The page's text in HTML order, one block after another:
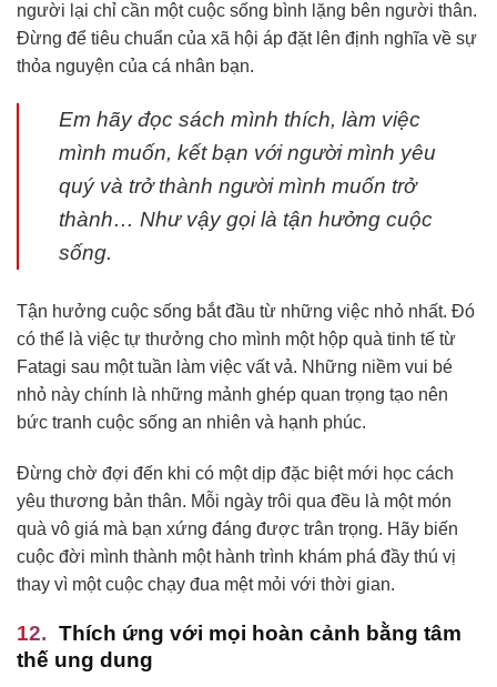
người lại chỉ cần một cuộc sống bình lặng bên người thân.
Đừng để tiêu chuẩn của xã hội áp đặt lên định nghĩa về sự
thỏa nguyện của cá nhân bạn.
Em hãy đọc sách mình thích, làm việc
mình muốn, kết bạn với người mình yêu
quý và trở thành người mình muốn trở
thành… Như vậy gọi là tận hưởng cuộc
sống.
Tận hưởng cuộc sống bắt đầu từ những việc nhỏ nhất. Đó
có thể là việc tự thưởng cho mình một hộp quà tinh tế từ
Fatagi sau một tuần làm việc vất vả. Những niềm vui bé
nhỏ này chính là những mảnh ghép quan trọng tạo nên
bức tranh cuộc sống an nhiên và hạnh phúc.
Đừng chờ đợi đến khi có một dịp đặc biệt mới học cách
yêu thương bản thân. Mỗi ngày trôi qua đều là một món
quà vô giá mà bạn xứng đáng được trân trọng. Hãy biến
cuộc đời mình thành một hành trình khám phá đầy thú vị
thay vì một cuộc chạy đua mệt mỏi với thời gian.
Thích ứng với mọi hoàn cảnh bằng tâm
thế ung dung